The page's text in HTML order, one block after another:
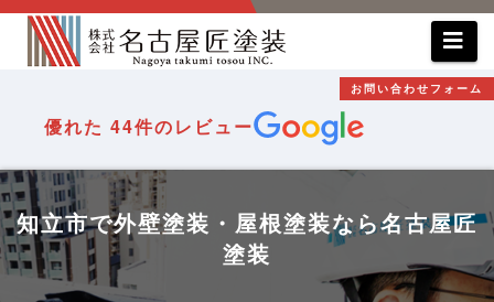
コ
へ
ス
キ
ッ
お問い合わせフォーム
優れた 44件のレビュー
知立市で外壁塗装・屋根塗装なら名古屋匠
塗装